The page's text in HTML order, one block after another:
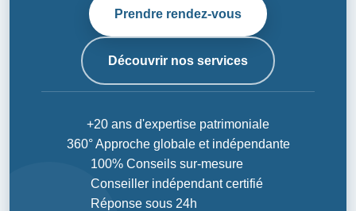
Prendre rendez-vous
Découvrir nos services
+20 ans d'expertise patrimoniale
360° Approche globale et indépendante
100% Conseils sur-mesure
Conseiller indépendant certifié
Réponse sous 24h